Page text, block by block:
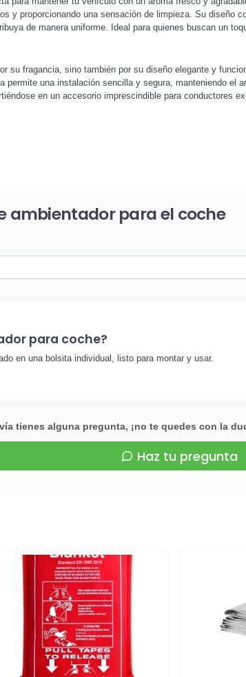
y proporcionando una sensación de limpieza. Su
de manera uniforme. Ideal para quienes buscan un
su fragancia, sino también por su diseño elegante y
permite una instalación sencilla y segura, manteniendo el
en un accesorio imprescindible para conductores
ambientador para el coche
para coche?
en una bolsita individual, listo para montar y usar.
tienes alguna pregunta, ¡no te quedes con la
Haz tu pregunta